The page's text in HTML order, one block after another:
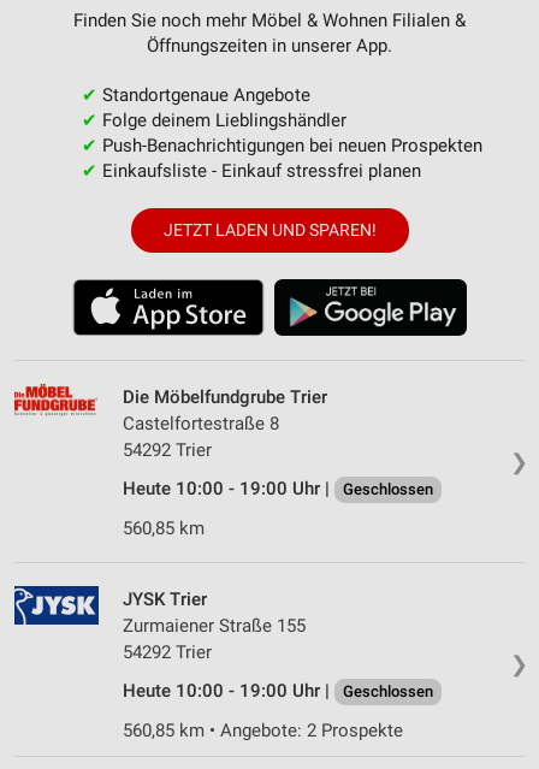
Finden Sie noch mehr Möbel & Wohnen Filialen &
Öffnungszeiten in unserer App.
✔ Standortgenaue Angebote
✔ Folge deinem Lieblingshändler
✔ Push-Benachrichtigungen bei neuen Prospekten
✔ Einkaufsliste - Einkauf stressfrei planen
JETZT LADEN UND SPAREN!
❯
Die Möbelfundgrube Trier
Castelfortestraße 8
54292 Trier
Heute 10:00 - 19:00 Uhr |
Geschlossen
560,85 km
❯
JYSK Trier
Zurmaiener Straße 155
54292 Trier
Heute 10:00 - 19:00 Uhr |
Geschlossen
560,85 km • Angebote: 2 Prospekte